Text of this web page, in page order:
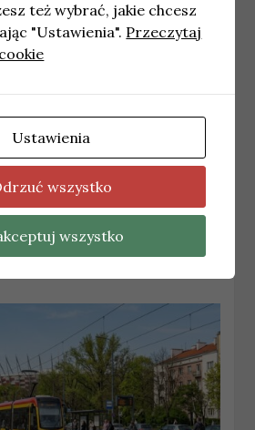
Warszawa –
wiadomosci
też wybrać, jakie chcesz
"Ustawienia". Przeczytaj
Ustawienia
wszystko
wszystko